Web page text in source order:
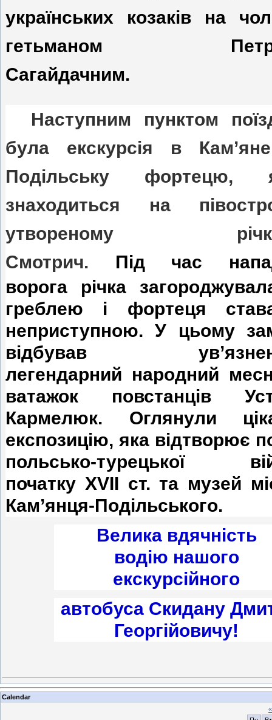
українських козаків на
гетьманом
Сагайдачним.
Наступним пунктом
була екскурсія в
Подільську фортецю,
знаходиться на
утвореному
Смотрич. Під час
ворога річка
греблею і фортеця
неприступною. У цьому
відбував
легендарний народний
ватажок повстанців
Кармелюк. Оглянули
експозицію, яка відтворює
польсько-турецької
початку XVII ст. та музей
Кам’янця-Подільського.
Велика вдячність
водію нашого
екскурсійного
автобуса Скидану
Георгійовичу!
Calendar
«